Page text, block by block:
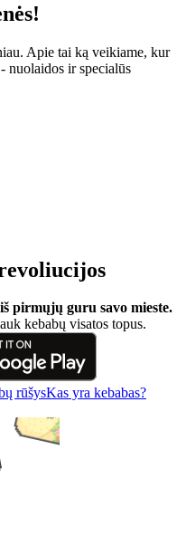
Apie tai ką veikiame, kur
nuolaidos ir specialūs
pirmųjų guru savo mieste.
kebabų visatos topus.
rūšysKas yra kebabas?